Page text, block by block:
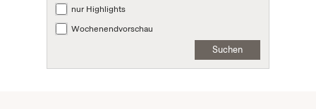
nur Highlights
Wochenendvorschau
Suchen